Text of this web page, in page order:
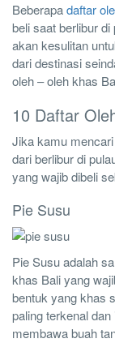
Beberapadaftar
beli saat berlibur
akan kesulitan
dari destinasi
oleh – oleh khas
10 Daftar
Jika kamu
dari berlibur di
yang wajib dibeli
Pie Susu
Pie Susu adalah
khas Bali yang
bentuk yang khas
paling terkenal
membawa buah